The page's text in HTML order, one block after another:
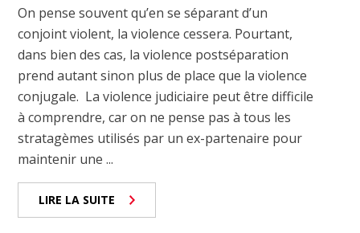
On pense souvent qu’en se séparant d’un
conjoint violent, la violence cessera. Pourtant,
dans bien des cas, la violence postséparation
prend autant sinon plus de place que la violence
conjugale. La violence judiciaire peut être difficile
à comprendre, car on ne pense pas à tous les
stratagèmes utilisés par un ex-partenaire pour
maintenir une ...
LIRE LA SUITE